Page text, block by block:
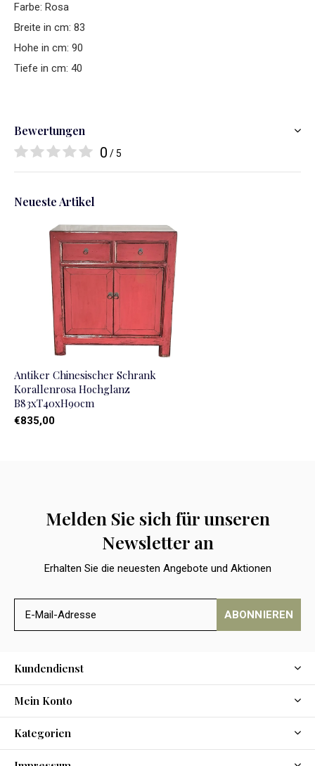
Farbe: Rosa
Breite in cm: 83
Hohe in cm: 90
Tiefe in cm: 40
Bewertungen
0 / 5
Neueste Artikel
Antiker Chinesischer Schrank
Korallenrosa Hochglanz
B83xT40xH90cm
€835,00
Melden Sie sich für unseren
Newsletter an
Erhalten Sie die neuesten Angebote und Aktionen
ABONNIEREN
Kundendienst
Mein Konto
Kategorien